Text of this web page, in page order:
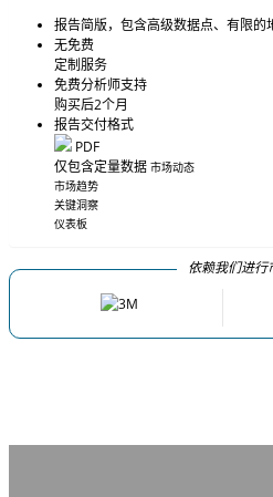
报告简版，包含高级数据点、有限的
无免费
定制服务
免费分析师支持
购买后2个月
报告交付格式
PDF
仅包含定量数据 市场动态
市场趋势
关键洞察
仪表板
依赖我们进行